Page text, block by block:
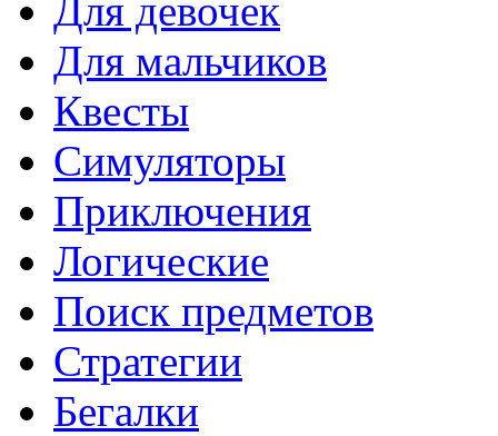
Для девочек
Для мальчиков
Квесты
Симуляторы
Приключения
Логические
Поиск предметов
Стратегии
Бегалки